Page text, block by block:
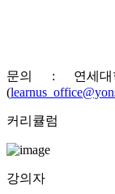
문의 : 연세대
(
커리큘럼
강의자